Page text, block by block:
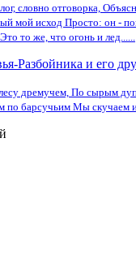
словно отговорка,
мой исход Просто: он -
то же, что огонь и лед......
Разбойника и его
дремучем, По сырым
по барсучьим Мы скучаем